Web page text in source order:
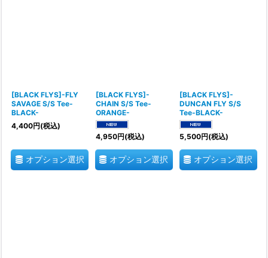
[BLACK FLYS]-FLY
SAVAGE S/S Tee-
BLACK-
4,400円(税込)
オプション選択
[BLACK FLYS]-
CHAIN S/S Tee-
ORANGE-
4,950円(税込)
オプション選択
[BLACK FLYS]-
DUNCAN FLY S/S
Tee-BLACK-
5,500円(税込)
オプション選択